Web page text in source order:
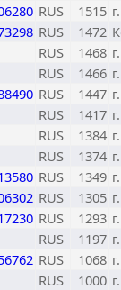
RUS 1515
RUS 1472
RUS 1468
RUS 1466
RUS 1447
RUS 1417
RUS 1384
RUS 1374
RUS 1349
RUS 1305
RUS 1293
RUS 1197
RUS 1068
RUS 1000